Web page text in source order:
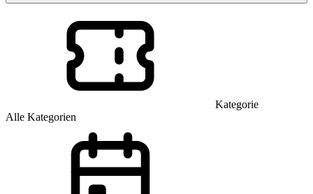
Kategorie
Alle Kategorien